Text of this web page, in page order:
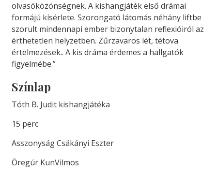
olvasóközönségnek. A kishangjáték első drámai
formájú kísérlete. Szorongató látomás néhány liftbe
szorult mindennapi ember bizonytalan reflexióiról az
érthetetlen helyzetben. Zűrzavaros lét, tétova
értelmezések.. A kis dráma érdemes a hallgatók
figyelmébe.”
Színlap
Tóth B. Judit kishangjátéka
15 perc
Asszonyság Csákányi Eszter
Öregúr KunVilmos